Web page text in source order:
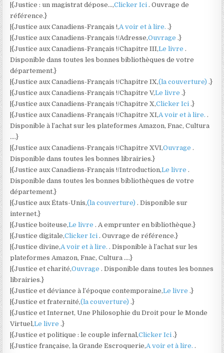
|{Justice : un magistrat dépose…,Clicker Ici . Ouvrage de
référence.}
|{Justice aux Canadiens-Français !,A voir et à lire. .}
|{Justice aux Canadiens-Français !/Adresse,Ouvrage .}
|{Justice aux Canadiens-Français !/Chapitre III,Le livre .
Disponible dans toutes les bonnes bibliothèques de votre
département.}
|{Justice aux Canadiens-Français !/Chapitre IX,(la couverture) .}
|{Justice aux Canadiens-Français !/Chapitre V,Le livre .}
|{Justice aux Canadiens-Français !/Chapitre X,Clicker Ici .}
|{Justice aux Canadiens-Français !/Chapitre XI,A voir et à lire. .
Disponible à l’achat sur les plateformes Amazon, Fnac, Cultura
….}
|{Justice aux Canadiens-Français !/Chapitre XVI,Ouvrage .
Disponible dans toutes les bonnes librairies.}
|{Justice aux Canadiens-Français !/Introduction,Le livre .
Disponible dans toutes les bonnes bibliothèques de votre
département.}
|{Justice aux États-Unis,(la couverture) . Disponible sur
internet.}
|{Justice boiteuse,Le livre . A emprunter en bibliothèque.}
|{Justice digitale,Clicker Ici . Ouvrage de référence.}
|{Justice divine,A voir et à lire. . Disponible à l’achat sur les
plateformes Amazon, Fnac, Cultura ….}
|{Justice et charité,Ouvrage . Disponible dans toutes les bonnes
librairies.}
|{Justice et déviance à l’époque contemporaine,Le livre .}
|{Justice et fraternité,(la couverture) .}
|{Justice et Internet, Une Philosophie du Droit pour le Monde
Virtuel,Le livre .}
|{Justice et politique : le couple infernal,Clicker Ici .}
|{Justice française, la Grande Escroquerie,A voir et à lire. .